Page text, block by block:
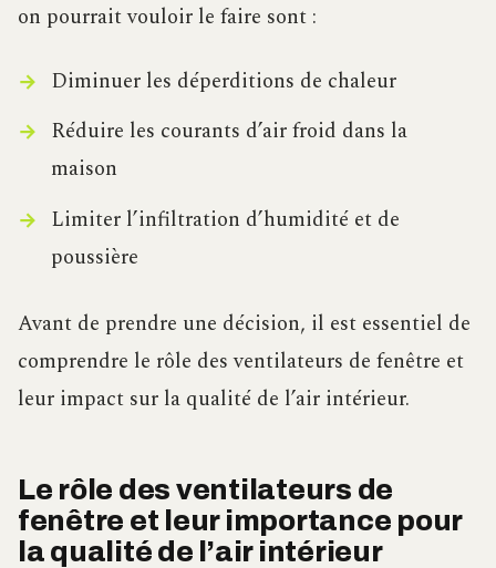
on pourrait vouloir le faire sont :
Diminuer les déperditions de chaleur
Réduire les courants d’air froid dans la
maison
Limiter l’infiltration d’humidité et de
poussière
Avant de prendre une décision, il est essentiel de
comprendre le rôle des ventilateurs de fenêtre et
leur impact sur la qualité de l’air intérieur.
Le rôle des ventilateurs de
fenêtre et leur importance pour
la qualité de l’air intérieur